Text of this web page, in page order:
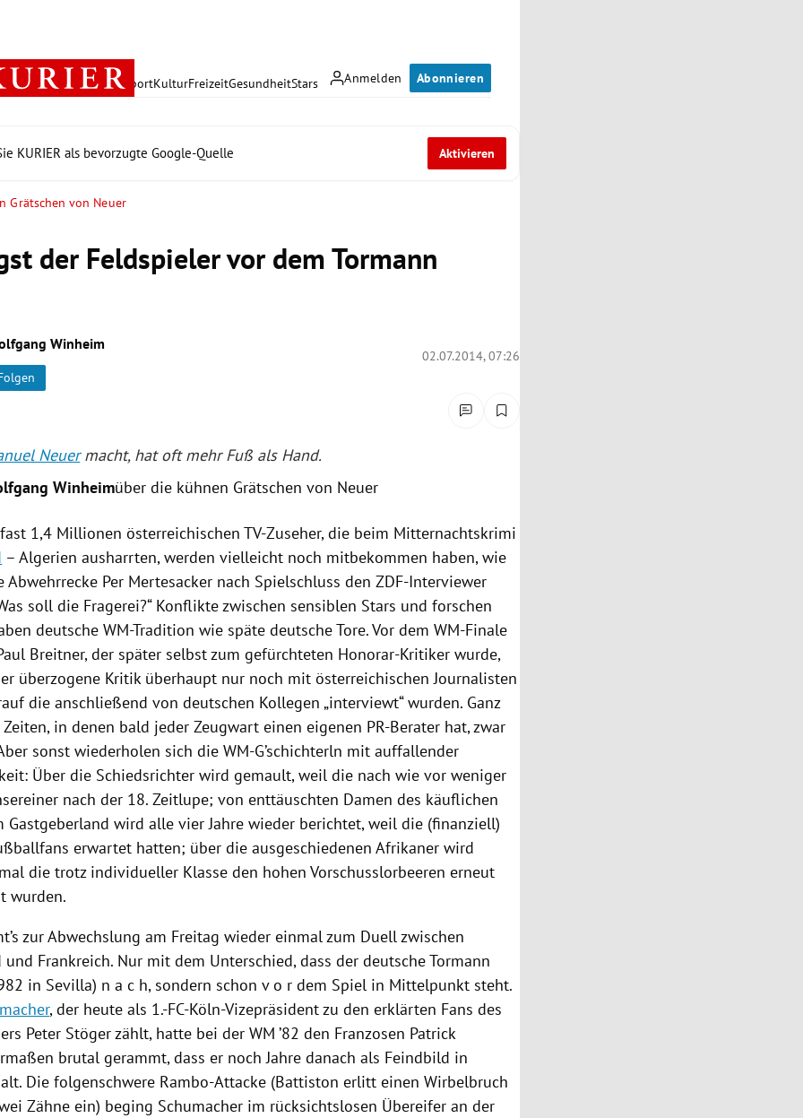
Anmelden Abonnieren
PolitikWirtschaft SportKulturFreizeitGesundheitStars
KURIER als bevorzugte Google-Quelle Aktivieren
Grätschen von Neuer
der Feldspieler vor dem Tormann
Winheim
02.07.2014, 07:26
Neuermacht, hat oft mehr Fuß als Hand.
Winheimüber die kühnen Grätschen von Neuer
1,4 Millionen österreichischen TV-Zuseher, die beim Mitternachtskrimi
–Algerien ausharrten, werden vielleicht noch mitbekommen haben, wie
Abwehrrecke Per Mertesacker nach Spielschluss den ZDF-Interviewer
soll die Fragerei?“ Konflikte zwischen sensiblen Stars und forschen
deutsche WM-Tradition wie späte deutsche Tore. Vor demWM-Finale
Breitner, der später selbst zum gefürchteten Honorar-Kritiker wurde,
überzogene Kritik überhaupt nur noch mit österreichischen Journalisten
die anschließend von deutschen Kollegen „interviewt“ wurden. Ganz
in denen bald jeder Zeugwart einen eigenen PR-Berater hat, zwar
sonst wiederholen sich die WM-G’schichterln mit auffallender
Über die Schiedsrichter wird gemault, weil die nach wie vor weniger
nach der 18. Zeitlupe; von enttäuschten Damen des käuflichen
Gastgeberland wird alle vier Jahre wieder berichtet, weil die (finanziell)
erwartet hatten; über die ausgeschiedenen Afrikaner wird
die trotz individueller Klasse den hohen Vorschusslorbeeren erneut
wurden.
zur Abwechslung am Freitag wieder einmal zum Duell zwischen
und Frankreich. Nur mit dem Unterschied, dass der deutsche Tormann
in Sevilla) n a c h, sondern schon v o r dem Spiel in Mittelpunkt steht.
, der heute als 1.-FC-Köln-Vizepräsident zu den erklärten Fans des
Peter Stögerzählt, hatte bei der WM ’82 den Franzosen Patrick
brutal gerammt, dass er noch Jahre danach als Feindbild in
Die folgenschwere Rambo-Attacke (Battiston erlitt einen Wirbelbruch
Zähne ein) beging Schumacher im rücksichtslosen Übereifer an der